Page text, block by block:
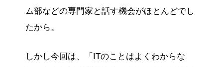
ム部などの専門家と話す機会がほとんどでし
たから。
しかし今回は、「ITのことはよくわからな